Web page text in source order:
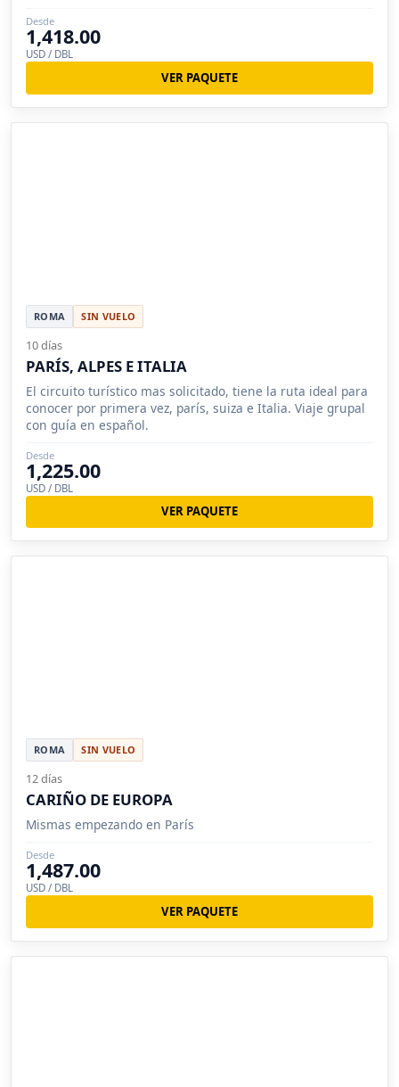
Desde
1,418.00
USD / DBL
VER PAQUETE
ROMA SIN VUELO
10 días
PARÍS, ALPES E ITALIA
El circuito turístico mas solicitado, tiene la ruta ideal para
conocer por primera vez, parís, suiza e Italia. Viaje grupal
con guía en español.
Desde
1,225.00
USD / DBL
VER PAQUETE
ROMA SIN VUELO
12 días
CARIÑO DE EUROPA
Mismas empezando en París
Desde
1,487.00
USD / DBL
VER PAQUETE